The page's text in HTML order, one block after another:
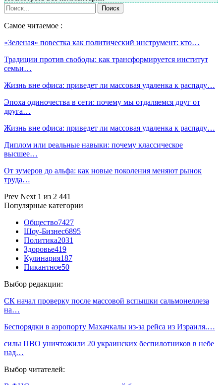
Самое читаемое :
«Зеленая» повестка как политический инструмент: кто…
Традиции против свободы: как трансформируется институт
семьи…
Жизнь вне офиса: приведет ли массовая удаленка к распаду…
Эпоха одиночества в сети: почему мы отдаляемся друг от
друга…
Жизнь вне офиса: приведет ли массовая удаленка к распаду…
Диплом или реальные навыки: почему классическое
высшее…
От зумеров до альфа: как новые поколения меняют рынок
труда…
Prev Next 1 из 2 441
Популярные категории
Общество7427
Шоу-Бизнес6895
Политика2031
Здоровье419
Кулинария187
Пикантное50
Выбор редакции:
СК начал проверку после массовой вспышки сальмонеллеза
на…
Беспорядки в аэропорту Махачкалы из-за рейса из Израиля.…
силы ПВО уничтожили 20 украинских беспилотников в небе
над…
Выбор читателей: